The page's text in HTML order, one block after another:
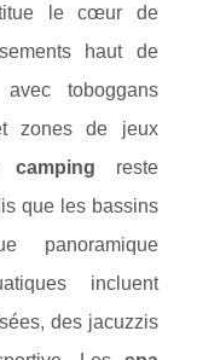
le cœur de
haut de
toboggans
zones de jeux
camping reste
que les bassins
panoramique
incluent
des jacuzzis